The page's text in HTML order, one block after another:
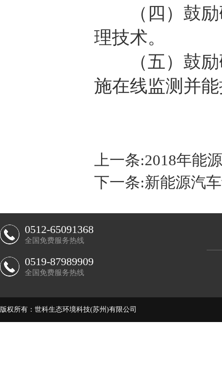
（四）鼓励
理技术。
（五）鼓励
施在线监测并
上一条:2018年能
下一条:新能源汽
0512-65091368
全国免费服务热线
0519-87989909
全国免费服务热线
版权所有：世科生态环境科技(苏州)有限公司